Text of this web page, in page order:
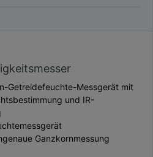
Getreidefeuchte-Messgerät mit
und IR-
Ganzkornmessung